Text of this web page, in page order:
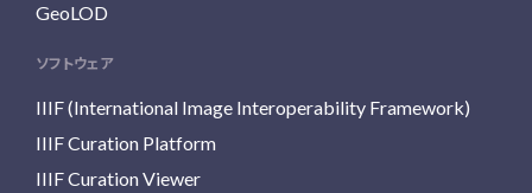
GeoLOD
ソフトウェア
IIIF (International Image Interoperability Framework)
IIIF Curation Platform
IIIF Curation Viewer